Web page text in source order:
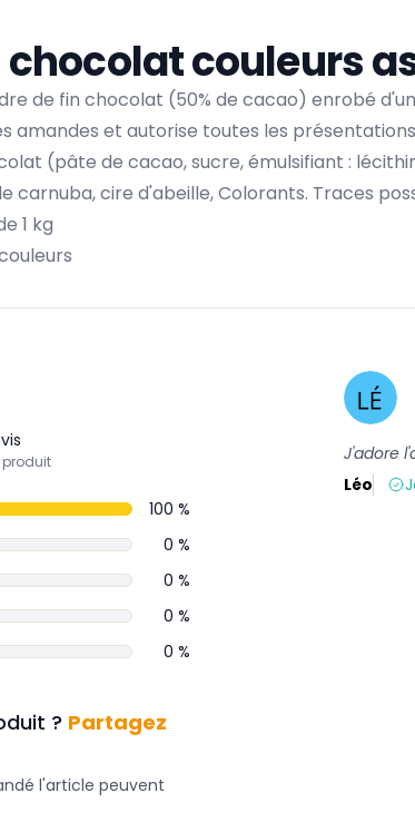
chocolat couleurs
de fin chocolat (50% de cacao) enrobé
amandes et autorise toutes les
(pâte de cacao, sucre, émulsifiant :
carnuba, cire d'abeille, Colorants. Traces
1 kg
produit
100 %
0 %
0 %
0 %
0 %
? Partagez
l'article peuvent
J'adore
Léo